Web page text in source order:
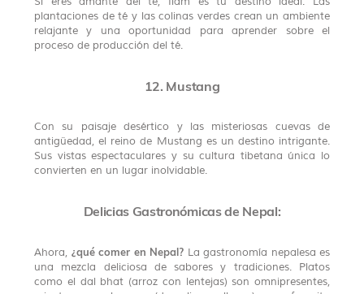
plantaciones de té y las colinas verdes crean un ambiente
relajante y una oportunidad para aprender sobre el
proceso de producción del té.
12. Mustang
Con su paisaje desértico y las misteriosas cuevas de
antigüedad, el reino de Mustang es un destino intrigante.
Sus vistas espectaculares y su cultura tibetana única lo
convierten en un lugar inolvidable.
Delicias Gastronómicas de Nepal:
Ahora, ¿qué comer en Nepal? La gastronomía nepalesa es
una mezcla deliciosa de sabores y tradiciones. Platos
como el dal bhat (arroz con lentejas) son omnipresentes,